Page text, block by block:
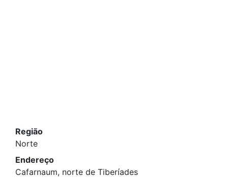
Região
Norte
Endereço
Cafarnaum, norte de Tiberíades